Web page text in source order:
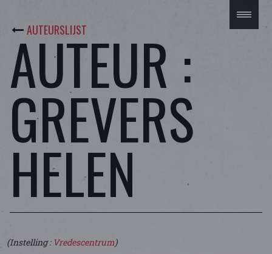
AUTEURSLIJST
AUTEUR :
GREVERS
HELEN
(Instelling : Vredescentrum)